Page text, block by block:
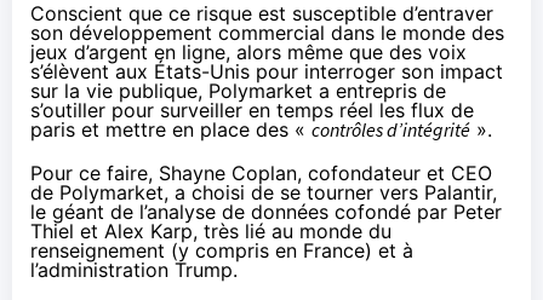
Conscient que ce risque est susceptible d’entraver
son développement commercial dans le monde des
jeux d’argent en ligne, alors même que des voix
s’élèvent aux États-Unis pour interroger son impact
sur la vie publique, Polymarket a entrepris de
s’outiller pour surveiller en temps réel les flux de
paris et mettre en place des « contrôles d’intégrité ».
Pour ce faire, Shayne Coplan, cofondateur et CEO
de Polymarket, a choisi de se tourner vers Palantir,
le géant de l’analyse de données cofondé par Peter
Thiel et Alex Karp, très lié au monde du
renseignement (y compris en France) et à
l’administration Trump.